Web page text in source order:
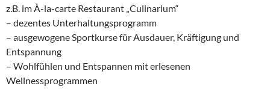
z.B. im À-la-carte Restaurant „Culinarium“
– dezentes Unterhaltungsprogramm
– ausgewogene Sportkurse für Ausdauer, Kräftigung und
Entspannung
– Wohlfühlen und Entspannen mit erlesenen
Wellnessprogrammen